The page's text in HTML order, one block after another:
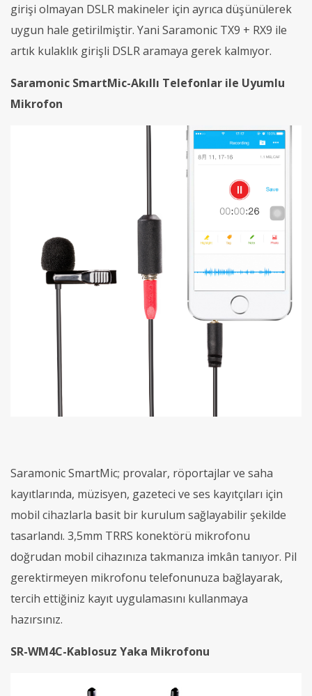
girişi olmayan DSLR makineler için ayrıca düşünülerek
uygun hale getirilmiştir. Yani Saramonic TX9 + RX9 ile
artık kulaklık girişli DSLR aramaya gerek kalmıyor.
Saramonic SmartMic-Akıllı Telefonlar ile Uyumlu
Mikrofon
Saramonic SmartMic; provalar, röportajlar ve saha
kayıtlarında, müzisyen, gazeteci ve ses kayıtçıları için
mobil cihazlarla basit bir kurulum sağlayabilir şekilde
tasarlandı. 3,5mm TRRS konektörü mikrofonu
doğrudan mobil cihazınıza takmanıza imkân tanıyor. Pil
gerektirmeyen mikrofonu telefonunuza bağlayarak,
tercih ettiğiniz kayıt uygulamasını kullanmaya
hazırsınız.
SR-WM4C-Kablosuz Yaka Mikrofonu